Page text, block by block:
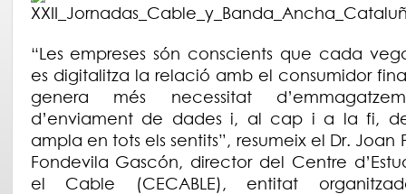
“Les empreses són conscients que cada
es digitalitza la relació amb el consumidor
genera més necessitat
d’enviament de dades i, al cap i a la fi,
ampla en tots els sentits”, resumeix el Dr. Joan
Fondevila Gascón, director del Centre
el Cable (CECABLE), entitat